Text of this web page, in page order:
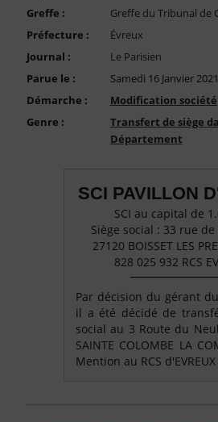
Greffe :
Greffe du Tribunal de
Préfecture :
Évreux
Journal :
Le Parisien
Parue le :
Samedi 16 Janvier 2021
Démarche :
Modification société
Genre :
Transfert de siège
Département
SCI PAVILLON
SCI au capital de
Siège social : 33 rue
27120 BOISSET LES
828 025 932 RCS
Par décision du gérant
il a été décidé de
social au 3 Route du
SAINTE COLOMBE LA
Mention au RCS d'EVREUX